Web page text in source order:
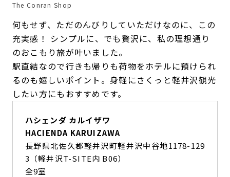
The Conran Shop
何もせず、ただのんびりしていただけなのに、この
充実感！ シンプルに、でも贅沢に、私の理想通り
のおこもり旅が叶いました。
駅直結なので行きも帰りも荷物をホテルに預けられ
るのも嬉しいポイント。身軽にさくっと軽井沢観光
したい方にもおすすめです。
ハシェンダ カルイザワ
HACIENDA KARUIZAWA
長野県北佐久郡軽井沢町軽井沢中谷地1178-129
3（軽井沢T-SITE内 B06）
全9室